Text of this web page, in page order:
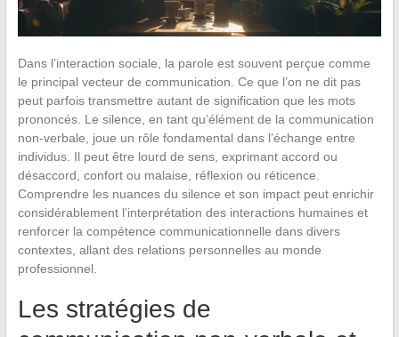
Dans l’interaction sociale, la parole est souvent perçue comme
le principal vecteur de communication. Ce que l’on ne dit pas
peut parfois transmettre autant de signification que les mots
prononcés. Le silence, en tant qu’élément de la communication
non-verbale, joue un rôle fondamental dans l’échange entre
individus. Il peut être lourd de sens, exprimant accord ou
désaccord, confort ou malaise, réflexion ou réticence.
Comprendre les nuances du silence et son impact peut enrichir
considérablement l’interprétation des interactions humaines et
renforcer la compétence communicationnelle dans divers
contextes, allant des relations personnelles au monde
professionnel.
Les stratégies de